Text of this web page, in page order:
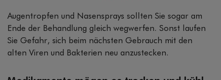
Augentropfen und Nasensprays sollten Sie sogar am
Ende der Behandlung gleich wegwerfen. Sonst laufen
Sie Gefahr, sich beim nächsten Gebrauch mit den
alten Viren und Bakterien neu anzustecken.